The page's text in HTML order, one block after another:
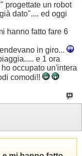
progettate un robot
dato".... ed oggi
hanno fatto fare 6
in giro...
e 1 ora
occupato un'intera
comodi!!